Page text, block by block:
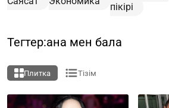
пікірі
Тегтер:ана мен бала
Плитка Тізім